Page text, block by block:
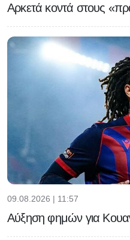
Αρκετά κοντά στους
09.08.2026 | 11:57
Αύξηση φημών για